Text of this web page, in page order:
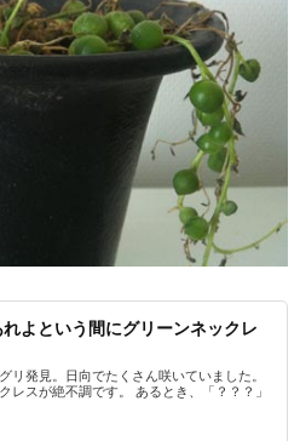
よという間にグリーンネックレ
リ発見。日向でたくさん咲いていました。
レスが絶不調です。 あるとき、「？？？」